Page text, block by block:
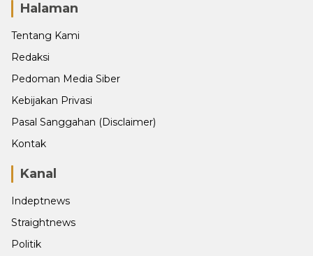
Halaman
Tentang Kami
Redaksi
Pedoman Media Siber
Kebijakan Privasi
Pasal Sanggahan (Disclaimer)
Kontak
Kanal
Indeptnews
Straightnews
Politik